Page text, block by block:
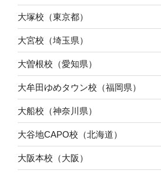
大塚校（東京都）
大宮校（埼玉県）
大曽根校（愛知県）
大牟田ゆめタウン校（福岡県）
大船校（神奈川県）
大谷地CAPO校（北海道）
大阪本校（大阪）